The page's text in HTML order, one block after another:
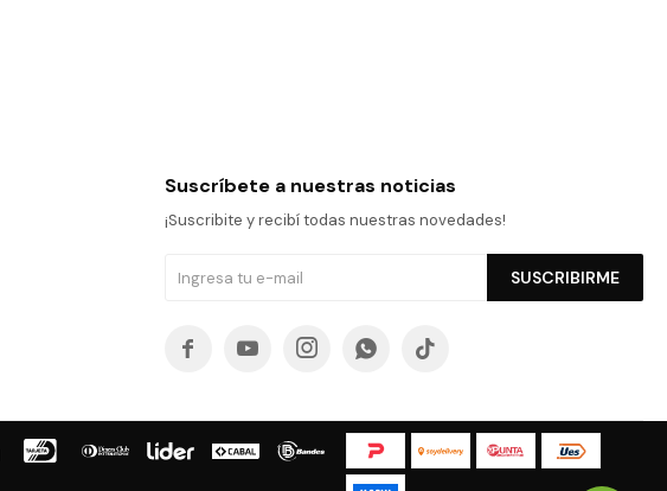
Suscríbete a nuestras noticias
¡Suscribite y recibí todas nuestras novedades!
SUSCRIBIRME
    